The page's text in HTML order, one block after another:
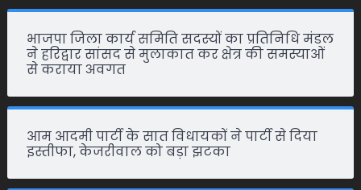
भाजपा जिला कार्य समिति सदस्यों का प्रतिनिधि मंडल
ने हरिद्वार सांसद से मुलाकात कर क्षेत्र की समस्याओं
से कराया अवगत
आम आदमी पार्टी के सात विधायकों ने पार्टी से दिया
इस्तीफा, केजरीवाल को बड़ा झटका